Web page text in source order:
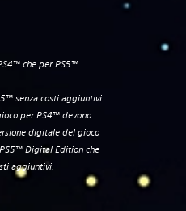
che per PS5™.
senza costi aggiuntivi
per PS4™ devono
digitale del gioco
Digital Edition che
aggiuntivi.